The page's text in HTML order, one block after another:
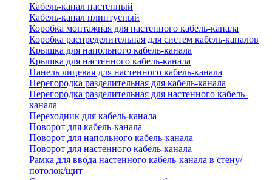
Кабель-канал настенный
Кабель-канал плинтусный
Коробка монтажная для настенного кабель-канала
Коробка распределительная для систем кабель-каналов
Крышка для напольного кабель-канала
Крышка для настенного кабель-канала
Панель лицевая для настенного кабель-канала
Перегородка разделительная для кабель-канала
Перегородка разделительная для настенного кабель-
канала
Переходник для кабель-канала
Поворот для кабель-канала
Поворот для напольного кабель-канала
Поворот для настенного кабель-канала
Рамка для ввода настенного кабель-канала в стену/
потолок/щит